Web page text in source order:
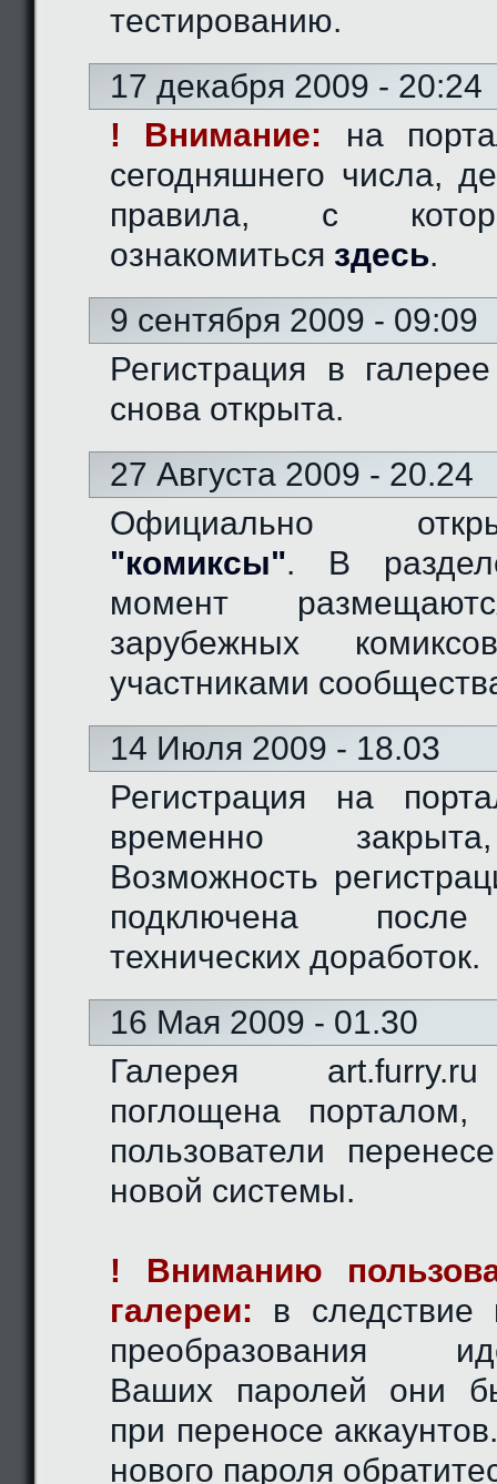
тестированию.
17 декабря 2009 - 20:24
! Внимание: на
сегодняшнего числа,
правила, с
ознакомиться здесь.
9 сентября 2009 - 09:09
Регистрация в
снова открыта.
27 Августа 2009 - 20.24
Официально
"комиксы". В
момент
зарубежных
участниками
14 Июля 2009 - 18.03
Регистрация на
временно
Возможность
подключена после
технических доработок.
16 Мая 2009 - 01.30
Галерея
поглощена
пользователи
новой системы.
! Вниманию
галереи: в следствие
преобразования
Ваших паролей они
при переносе
нового пароля